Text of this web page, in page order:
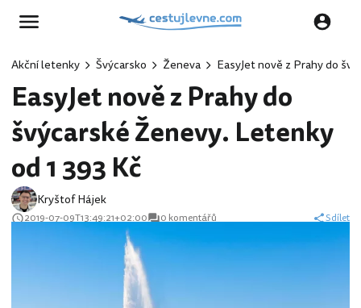
Akční letenky Švýcarsko Ženeva EasyJet nově z Prahy do
EasyJet nově z Prahy do
švýcarské Ženevy. Letenky
od 1 393 Kč
Kryštof Hájek
2019-07-09T13:49:21+02:00 0 komentářů Sdílet